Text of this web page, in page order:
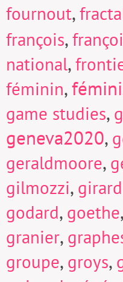
fournout,
françois,
national,
féminin,
game studies,
geneva2020,
geraldmoore,
gilmozzi, girard
godard, goethe,
granier,
groupe, groys,